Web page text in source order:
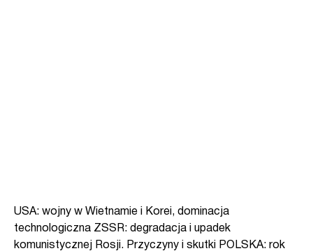
USA: wojny w Wietnamie i Korei, dominacja
technologiczna ZSSR: degradacja i upadek
komunistycznej Rosji. Przyczyny i skutki POLSKA: rok